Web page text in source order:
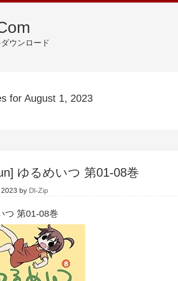
ウンロード
for August 1, 2023
ゆるめいつ 第01-08巻
by Dl-Zip
つ 第01-08巻